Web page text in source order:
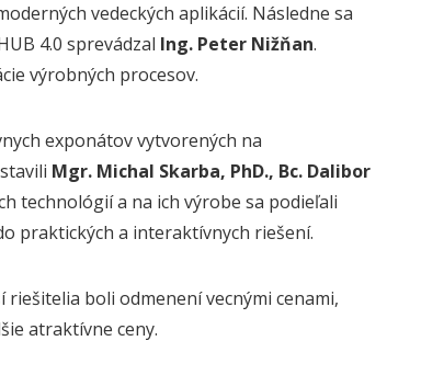
vedeckých aplikácií. Následne sa
4.0 sprevádzal Ing. Peter Nižňan.
výrobných procesov.
exponátov vytvorených na
Mgr. Michal Skarba, PhD., Bc. Dalibor
technológií a na ich výrobe sa podieľali
praktických a interaktívnych riešení.
boli odmenení vecnými cenami,
atraktívne ceny.